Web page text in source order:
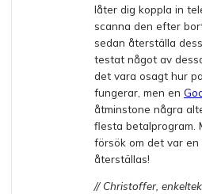
låter dig koppla in
scanna den efter
sedan återställa
testat något av
det vara osagt hur
fungerar, men en
åtminstone några
flesta betalprogram.
försök om det var
återställas!
// Christoffer,